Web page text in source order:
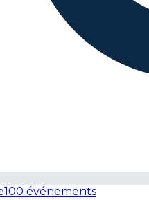
100 événements